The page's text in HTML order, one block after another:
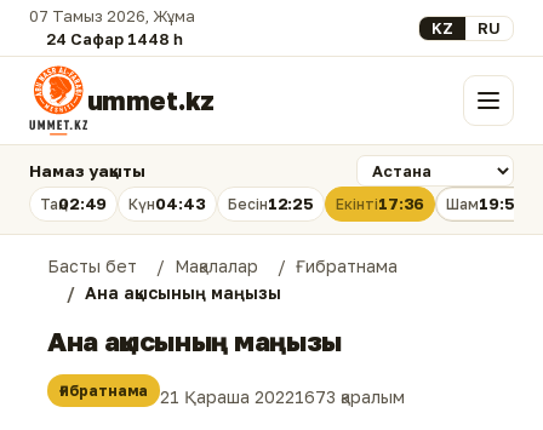
07 Тамыз 2026, Жұма
24 Сафар 1448 һ.
Select your
KZ RU
ummet.kz Мәзір
Намаз уақыты
Таң02:49 Күн04:43 Бесін12:25 Екінті17:36 Шам19:56
Басты бет Мақалалар
Ғибратнама
Ана ақысының маңызы
Ана ақысының маңызы
Ғибратнама 21 Қараша 20221673 қаралым